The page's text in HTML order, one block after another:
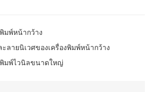
พิมพ์หน้ากว้าง
ะลายนิเวศของเครื่องพิมพ์หน้ากว้าง
พิมพ์ไวนิลขนาดใหญ่